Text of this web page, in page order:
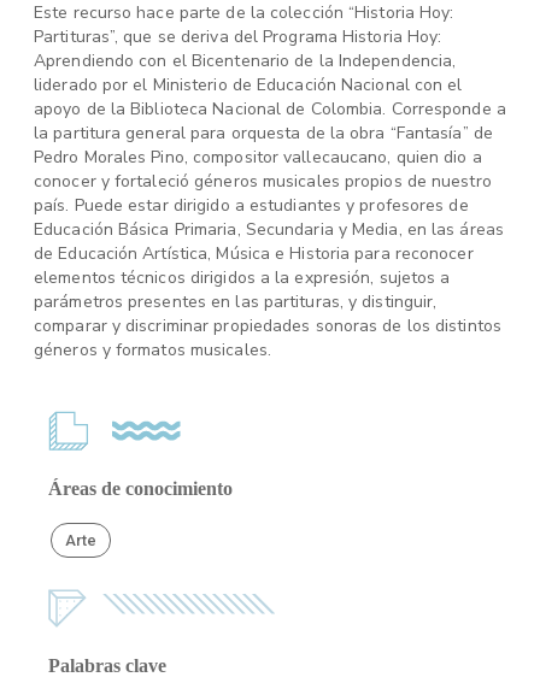
Este recurso hace parte de la colección “Historia Hoy:
Partituras”, que se deriva del Programa Historia Hoy:
Aprendiendo con el Bicentenario de la Independencia,
liderado por el Ministerio de Educación Nacional con el
apoyo de la Biblioteca Nacional de Colombia. Corresponde a
la partitura general para orquesta de la obra “Fantasía” de
Pedro Morales Pino, compositor vallecaucano, quien dio a
conocer y fortaleció géneros musicales propios de nuestro
país. Puede estar dirigido a estudiantes y profesores de
Educación Básica Primaria, Secundaria y Media, en las áreas
de Educación Artística, Música e Historia para reconocer
elementos técnicos dirigidos a la expresión, sujetos a
parámetros presentes en las partituras, y distinguir,
comparar y discriminar propiedades sonoras de los distintos
géneros y formatos musicales.
Áreas de conocimiento
Arte
Palabras clave